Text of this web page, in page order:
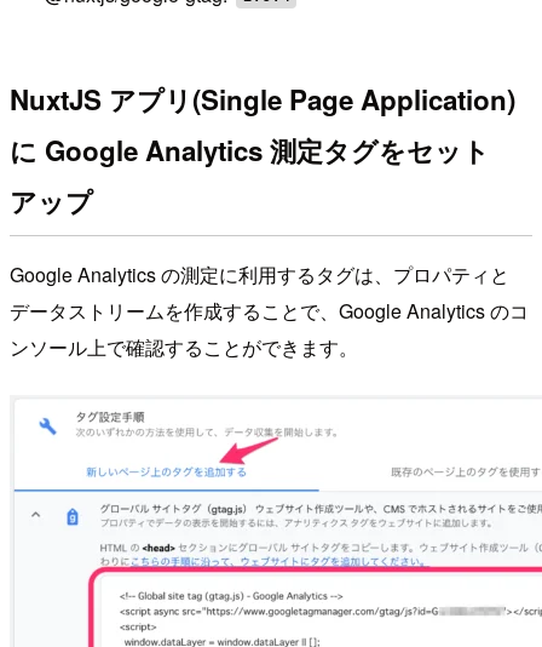
NuxtJS アプリ(Single Page Application)
に Google Analytics 測定タグをセット
アップ
Google Analytics の測定に利用するタグは、プロパティと
データストリームを作成することで、Google Analytics のコ
ンソール上で確認することができます。